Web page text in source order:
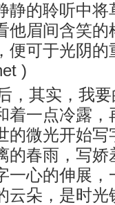
静的聆听中
他眉间含笑
便可于光阴
)
，其实，我
着一点冷露
的微光开始
的春雨，写
一心的伸展
云朵，是时